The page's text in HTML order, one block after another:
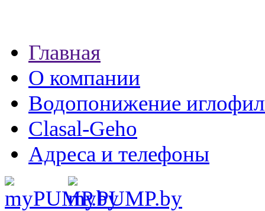
Главная
О компании
Водопонижение
Clasal-Geho
Адреса и телефоны